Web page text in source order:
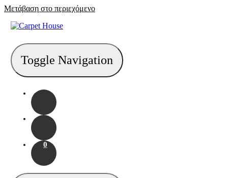
Μετάβαση στο περιεχόμενο
Toggle Navigation
0